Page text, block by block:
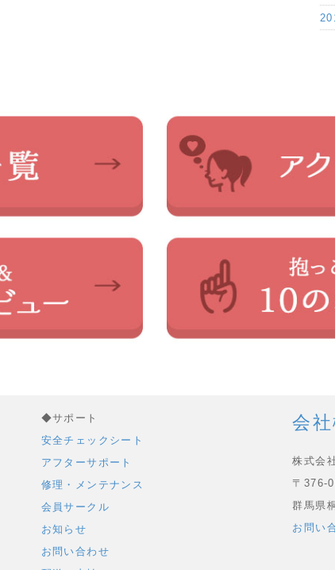
◆サポート
安全チェックシート
アフターサポート
修理・メンテナンス
会員サークル
お知らせ
お問い合わせ
会
株式会
〒376-
群馬県
お問い